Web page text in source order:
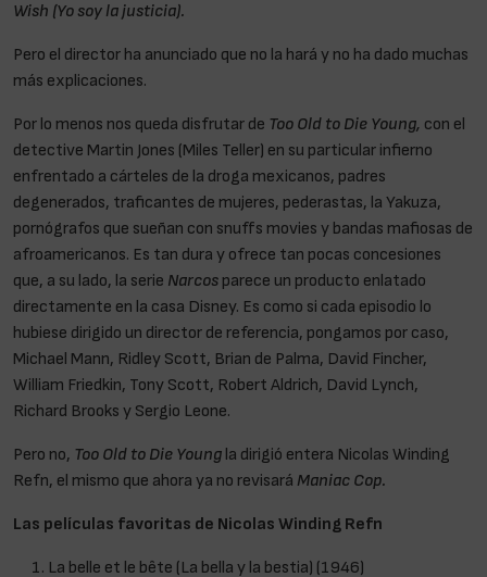
Wish (Yo soy la justicia).
Pero el director ha anunciado que no la hará y no ha dado muchas
más explicaciones.
Por lo menos nos queda disfrutar de Too Old to Die Young, con el
detective Martin Jones (Miles Teller) en su particular infierno
enfrentado a cárteles de la droga mexicanos, padres
degenerados, traficantes de mujeres, pederastas, la Yakuza,
pornógrafos que sueñan con snuffs movies y bandas mafiosas de
afroamericanos. Es tan dura y ofrece tan pocas concesiones
que, a su lado, la serie Narcos parece un producto enlatado
directamente en la casa Disney. Es como si cada episodio lo
hubiese dirigido un director de referencia, pongamos por caso,
Michael Mann, Ridley Scott, Brian de Palma, David Fincher,
William Friedkin, Tony Scott, Robert Aldrich, David Lynch,
Richard Brooks y Sergio Leone.
Pero no, Too Old to Die Young la dirigió entera Nicolas Winding
Refn, el mismo que ahora ya no revisará Maniac Cop.
Las películas favoritas de Nicolas Winding Refn
La belle et le bête (La bella y la bestia) (1946)